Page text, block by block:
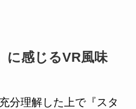
に感じるVR風味
分理解した上で『スタ